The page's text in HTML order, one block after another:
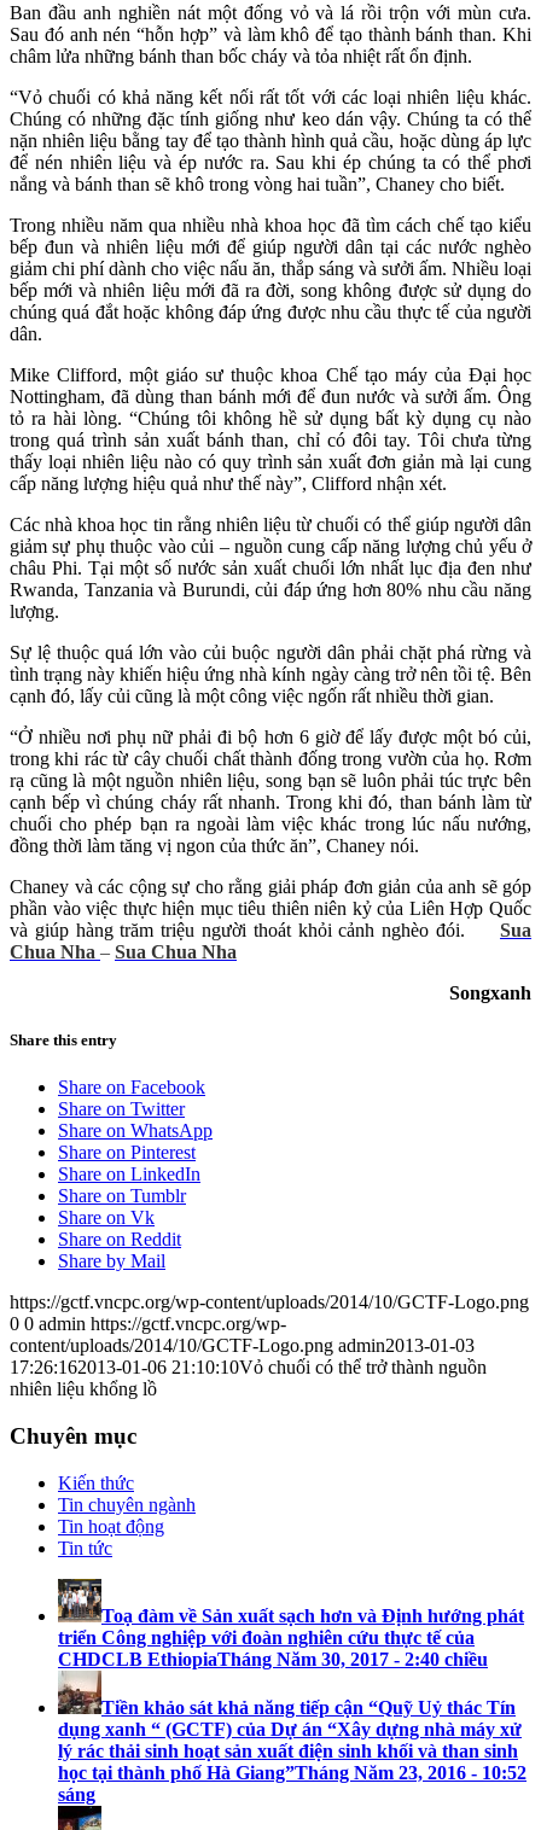
Ban đầu anh nghiền nát một đống vỏ và lá rồi trộn với mùn cưa.
Sau đó anh nén “hỗn hợp” và làm khô để tạo thành bánh than. Khi
châm lửa những bánh than bốc cháy và tỏa nhiệt rất ổn định.
“Vỏ chuối có khả năng kết nối rất tốt với các loại nhiên liệu khác.
Chúng có những đặc tính giống như keo dán vậy. Chúng ta có thể
nặn nhiên liệu bằng tay để tạo thành hình quả cầu, hoặc dùng áp lực
để nén nhiên liệu và ép nước ra. Sau khi ép chúng ta có thể phơi
nắng và bánh than sẽ khô trong vòng hai tuần”, Chaney cho biết.
Trong nhiều năm qua nhiều nhà khoa học đã tìm cách chế tạo kiểu
bếp đun và nhiên liệu mới để giúp người dân tại các nước nghèo
giảm chi phí dành cho việc nấu ăn, thắp sáng và sưởi ấm. Nhiều loại
bếp mới và nhiên liệu mới đã ra đời, song không được sử dụng do
chúng quá đắt hoặc không đáp ứng được nhu cầu thực tế của người
dân.
Mike Clifford, một giáo sư thuộc khoa Chế tạo máy của Đại học
Nottingham, đã dùng than bánh mới để đun nước và sưởi ấm. Ông
tỏ ra hài lòng. “Chúng tôi không hề sử dụng bất kỳ dụng cụ nào
trong quá trình sản xuất bánh than, chỉ có đôi tay. Tôi chưa từng
thấy loại nhiên liệu nào có quy trình sản xuất đơn giản mà lại cung
cấp năng lượng hiệu quả như thế này”, Clifford nhận xét.
Các nhà khoa học tin rằng nhiên liệu từ chuối có thể giúp người dân
giảm sự phụ thuộc vào củi – nguồn cung cấp năng lượng chủ yếu ở
châu Phi. Tại một số nước sản xuất chuối lớn nhất lục địa đen như
Rwanda, Tanzania và Burundi, củi đáp ứng hơn 80% nhu cầu năng
lượng.
Sự lệ thuộc quá lớn vào củi buộc người dân phải chặt phá rừng và
tình trạng này khiến hiệu ứng nhà kính ngày càng trở nên tồi tệ. Bên
cạnh đó, lấy củi cũng là một công việc ngốn rất nhiều thời gian.
“Ở nhiều nơi phụ nữ phải đi bộ hơn 6 giờ để lấy được một bó củi,
trong khi rác từ cây chuối chất thành đống trong vườn của họ. Rơm
rạ cũng là một nguồn nhiên liệu, song bạn sẽ luôn phải túc trực bên
cạnh bếp vì chúng cháy rất nhanh. Trong khi đó, than bánh làm từ
chuối cho phép bạn ra ngoài làm việc khác trong lúc nấu nướng,
đồng thời làm tăng vị ngon của thức ăn”, Chaney nói.
Chaney và các cộng sự cho rằng giải pháp đơn giản của anh sẽ góp
phần vào việc thực hiện mục tiêu thiên niên kỷ của Liên Hợp Quốc
và giúp hàng trăm triệu người thoát khỏi cảnh nghèo đói.
Sua
Chua Nha – Sua Chua Nha
Songxanh
Share this entry
Share on Facebook
Share on Twitter
Share on WhatsApp
Share on Pinterest
Share on LinkedIn
Share on Tumblr
Share on Vk
Share on Reddit
Share by Mail
https://gctf.vncpc.org/wp-content/uploads/2014/10/GCTF-Logo.png
0 0 admin https://gctf.vncpc.org/wp-
content/uploads/2014/10/GCTF-Logo.png admin2013-01-03
17:26:162013-01-06 21:10:10Vỏ chuối có thể trở thành nguồn
nhiên liệu khổng lồ
Chuyên mục
Kiến thức
Tin chuyên ngành
Tin hoạt động
Tin tức
Toạ đàm về Sản xuất sạch hơn và Định hướng phát
triển Công nghiệp với đoàn nghiên cứu thực tế của
CHDCLB EthiopiaTháng Năm 30, 2017 - 2:40 chiều
Tiền khảo sát khả năng tiếp cận “Quỹ Uỷ thác Tín
dụng xanh “ (GCTF) của Dự án “Xây dựng nhà máy xử
lý rác thải sinh hoạt sản xuất điện sinh khối và than sinh
học tại thành phố Hà Giang”Tháng Năm 23, 2016 - 10:52
sáng